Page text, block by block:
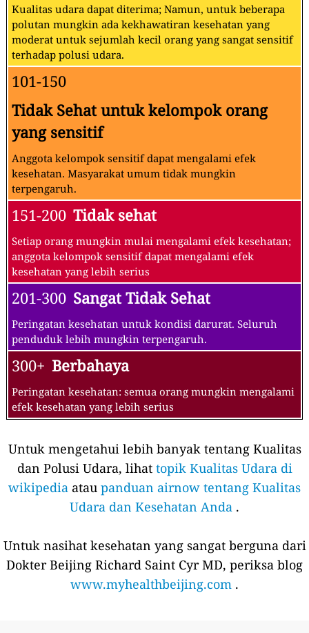
Kualitas udara dapat diterima; Namun, untuk beberapa
polutan mungkin ada kekhawatiran kesehatan yang
moderat untuk sejumlah kecil orang yang sangat sensitif
terhadap polusi udara.
101-150
Tidak Sehat untuk kelompok orang
yang sensitif
Anggota kelompok sensitif dapat mengalami efek
kesehatan. Masyarakat umum tidak mungkin
terpengaruh.
151-200 Tidak sehat
Setiap orang mungkin mulai mengalami efek kesehatan;
anggota kelompok sensitif dapat mengalami efek
kesehatan yang lebih serius
201-300 Sangat Tidak Sehat
Peringatan kesehatan untuk kondisi darurat. Seluruh
penduduk lebih mungkin terpengaruh.
300+ Berbahaya
Peringatan kesehatan: semua orang mungkin mengalami
efek kesehatan yang lebih serius
Untuk mengetahui lebih banyak tentang Kualitas
dan Polusi Udara, lihat topik Kualitas Udara di
wikipedia atau panduan airnow tentang Kualitas
Udara dan Kesehatan Anda .
Untuk nasihat kesehatan yang sangat berguna dari
Dokter Beijing Richard Saint Cyr MD, periksa blog
www.myhealthbeijing.com .